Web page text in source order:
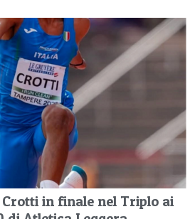
Crotti in finale nel Triplo ai